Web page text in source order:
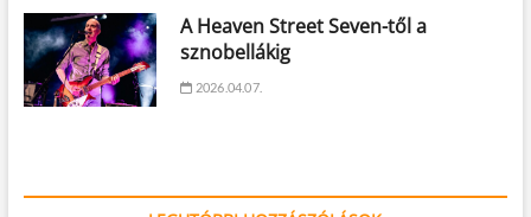
A Heaven Street Seven-től a
sznobellákig
2026.04.07.